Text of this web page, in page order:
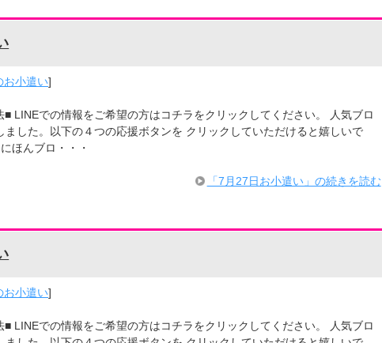
お小遣い]
LINEでの情報をご希望の方はコチラをクリックしてください。 人気ブロ
ました。以下の４つの応援ボタンを クリックしていただけると嬉しいで
ほんブロ・・・
「7月27日お小遣い」の続きを読む
お小遣い]
LINEでの情報をご希望の方はコチラをクリックしてください。 人気ブロ